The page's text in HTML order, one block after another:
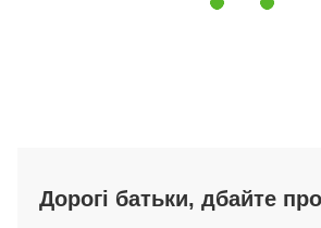
Дорогі батьки, дбайте